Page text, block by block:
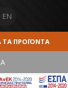
ΤΑ ΠΡΟΪΟΝΤΑ